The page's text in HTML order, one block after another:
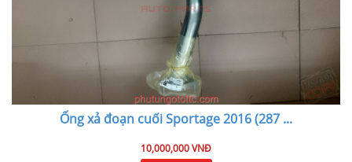
Ống xả đoạn cuối Sportage 2016 (287 ...
10,000,000 VNĐ